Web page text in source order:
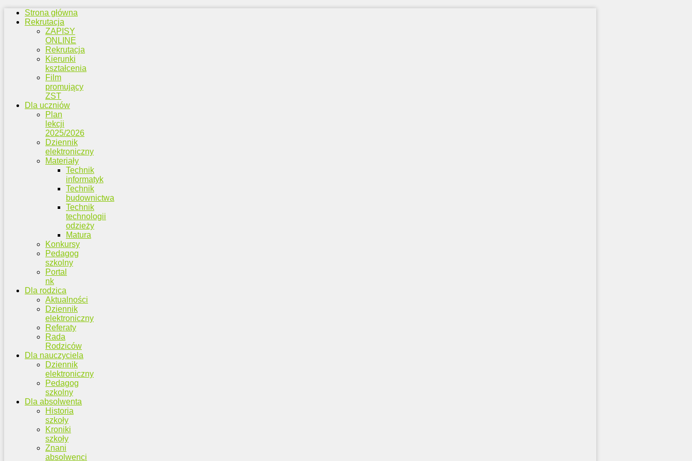
Strona główna
Rekrutacja
ZAPISY
ONLINE
Rekrutacja
Kierunki
kształcenia
Film
promujący
ZST
Dla uczniów
Plan
lekcji
2025/2026
Dziennik
elektroniczny
Materiały
Technik
informatyk
Technik
budownictwa
Technik
technologii
odzieży
Matura
Konkursy
Pedagog
szkolny
Portal
nk
Dla rodzica
Aktualności
Dziennik
elektroniczny
Referaty
Rada
Rodziców
Dla nauczyciela
Dziennik
elektroniczny
Pedagog
szkolny
Dla absolwenta
Historia
szkoły
Kroniki
szkoły
Znani
absolwenci